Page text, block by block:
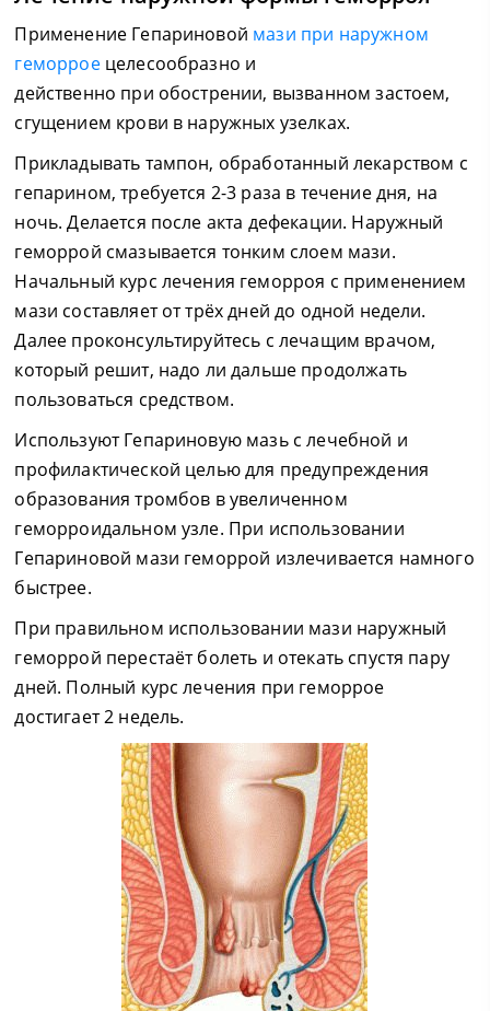
Применение Гепариновой мази при наружном
геморроецелесообразно и
действенно при обострении, вызванном застоем,
сгущением крови в наружных узелках.
Прикладывать тампон, обработанный лекарством с
гепарином, требуется 2-3 раза в течение дня, на
ночь. Делается после акта дефекации. Наружный
геморрой смазывается тонким слоем мази.
Начальный курс лечения геморроя с применением
мази составляет от трёх дней до одной недели.
Далее проконсультируйтесь с лечащим врачом,
который решит, надо ли дальше продолжать
пользоваться средством.
Используют Гепариновую мазь с лечебной и
профилактической целью для предупреждения
образования тромбов в увеличенном
геморроидальном узле. При использовании
Гепариновой мази геморрой излечивается намного
быстрее.
При правильном использовании мази наружный
геморрой перестаёт болеть и отекать спустя пару
дней. Полный курс лечения при геморрое
достигает 2 недель.